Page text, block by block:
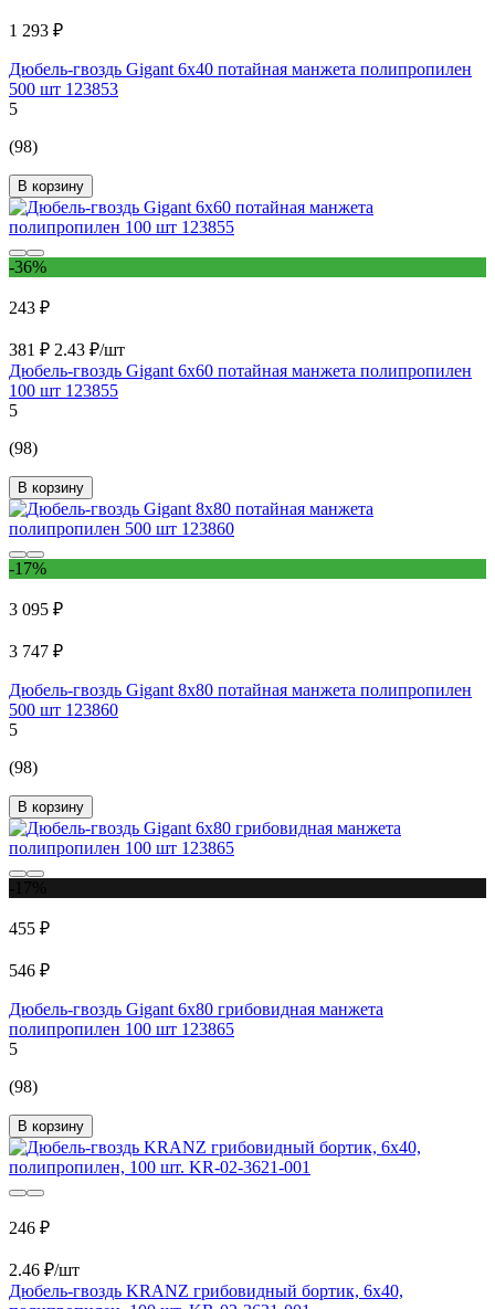
1 293 ₽
Дюбель-гвоздь Gigant 6x40 потайная манжета полипропилен
500 шт 123853
5
(98)
В корзину
-36%
243 ₽
381 ₽ 2.43 ₽/шт
Дюбель-гвоздь Gigant 6x60 потайная манжета полипропилен
100 шт 123855
5
(98)
В корзину
-17%
3 095 ₽
3 747 ₽
Дюбель-гвоздь Gigant 8x80 потайная манжета полипропилен
500 шт 123860
5
(98)
В корзину
455 ₽
546 ₽
Дюбель-гвоздь Gigant 6x80 грибовидная манжета
полипропилен 100 шт 123865
5
(98)
В корзину
246 ₽
2.46 ₽/шт
Дюбель-гвоздь KRANZ грибовидный бортик, 6x40,